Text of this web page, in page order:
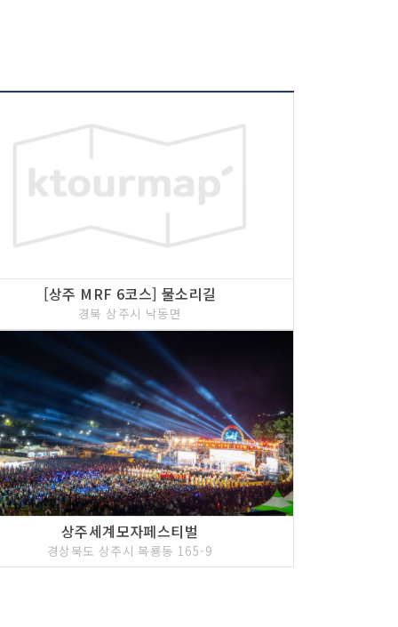
[상주 MRF 6코스] 물소리길
경북 상주시 낙동면
상주세계모자페스티벌
경상북도 상주시 복룡동 165-9